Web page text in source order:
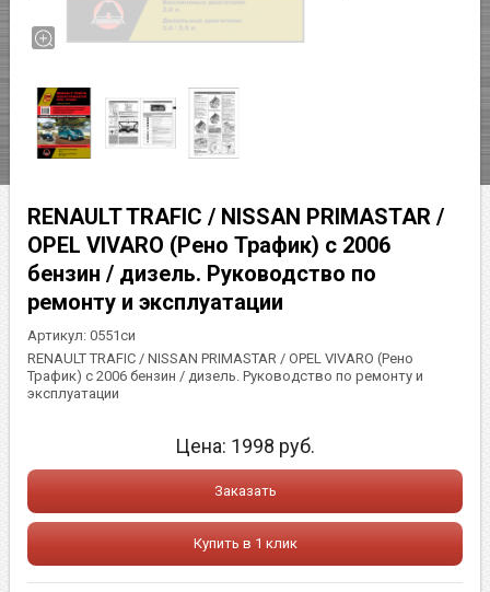
RENAULT TRAFIC / NISSAN PRIMASTAR /
OPEL VIVARO (Рено Трафик) с 2006
бензин / дизель. Руководство по
ремонту и эксплуатации
Артикул:0551си
RENAULT TRAFIC / NISSAN PRIMASTAR / OPEL VIVARO (Рено
Трафик) с 2006 бензин / дизель. Руководство по ремонту и
эксплуатации
Цена: 1998 руб.
Заказать
Купить в 1 клик